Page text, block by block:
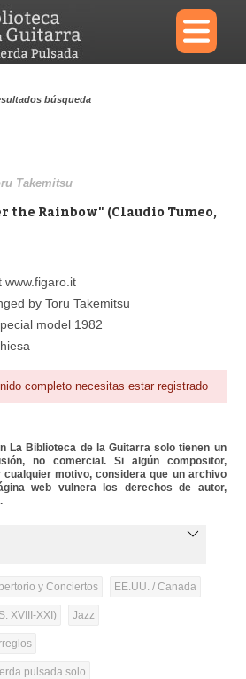
×
búsqueda
Takemitsu
the Rainbow" (Claudio Tumeo,
www.figaro.it
by Toru Takemitsu
model 1982
completo necesitas estar registrado
La Biblioteca de la Guitarra solo tienen un
no comercial. Si algún compositor,
motivo, considera que un archivo
web vulnera los derechos de autor,
y Conciertos EE.UU. / Canada
XVIII-XXI) Jazz
pulsada solo